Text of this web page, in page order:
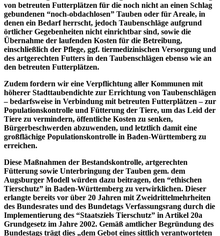
von betreuten Futterplätzen für die noch nicht an einen Schlag
gebundenen “noch-obdachlosen” Tauben oder für Areale, in
denen ein Bedarf herrscht, jedoch Taubenschläge aufgrund
örtlicher Gegebenheiten nicht einrichtbar sind, sowie die
Übernahme der laufenden Kosten für die Betreibung,
einschließlich der Pflege, ggf. tiermedizinischen Versorgung und
des artgerechten Futters in den Taubenschlägen ebenso wie an
den betreuten Futterplätzen.
Zudem fordern wir eine Verpflichtung aller Kommunen mit
höherer Stadttaubendichte zur Errichtung von Taubenschlägen
– bedarfsweise in Verbindung mit betreuten Futterplätzen – zur
Populationskontrolle und Fütterung der Tiere, um das Leid der
Tiere zu vermindern, öffentliche Kosten zu senken,
Bürgerbeschwerden abzuwenden, und letztlich damit eine
großflächige Populationskontrolle in Baden-Württemberg zu
erreichen.
Diese Maßnahmen der Bestandskontrolle, artgerechten
Fütterung sowie Unterbringung der Tauben gem. dem
Augsburger Modell würden dazu beitragen, den “ethischen
Tierschutz” in Baden-Württemberg zu verwirklichen. Dieser
erlangte bereits vor über 20 Jahren mit Zweidrittelmehrheiten
des Bundesrates und des Bundetags Verfassungsrang durch die
Implementierung des “Staatsziels Tierschutz” in Artikel 20a
Grundgesetz im Jahre 2002. Gemäß amtlicher Begründung des
Bundestags trägt dies „dem Gebot eines sittlich verantworteten